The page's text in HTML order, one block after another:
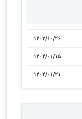
۱۴۰۳/۱۰/۲۶
۱۴۰۴/۰۱/۱۵
۱۴۰۴/۰۱/۲۱